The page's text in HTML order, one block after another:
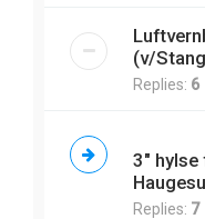
(v/
Replies: 6
3" hylse
Replies: 7